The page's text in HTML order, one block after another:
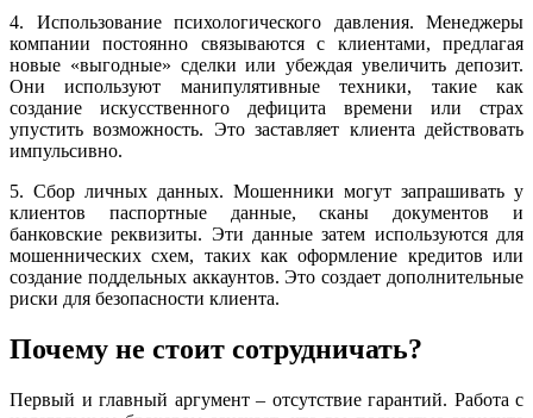
4. Использование психологического давления. Менеджеры
компании постоянно связываются с клиентами, предлагая
новые «выгодные» сделки или убеждая увеличить депозит.
Они используют манипулятивные техники, такие как
создание искусственного дефицита времени или страх
упустить возможность. Это заставляет клиента действовать
импульсивно.
5. Сбор личных данных. Мошенники могут запрашивать у
клиентов паспортные данные, сканы документов и
банковские реквизиты. Эти данные затем используются для
мошеннических схем, таких как оформление кредитов или
создание поддельных аккаунтов. Это создает дополнительные
риски для безопасности клиента.
Почему не стоит сотрудничать?
Первый и главный аргумент – отсутствие гарантий. Работа с